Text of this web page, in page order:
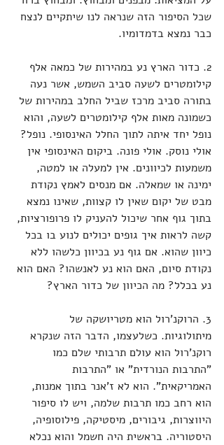
שכל הסיפור הזה שנראה לנו שיתקיים לנצח
כבר נמצא בדמדומיו.
2. כדור הארץ נע במהירות של כמאה אלף
קילומטרים לשעה סביב השמש, אשר נעה
בתורה סביב מרכז שביל החלב במהירות של
כשמונה מאות אלף קילומטרים לשעה, והוא
נופל יחד איתה לתוך החלל האינסופי. נופל?
אולי נוסק. אולי פונה. ביקום האינסופי אין
משמעות לכיוונים. אין למעלה או למטה,
ימינה או שמאלה. אם מנסים לאמץ נקודת
מבט של יקום שאין לו קצוות, שאינו נמצא
בתוך גוף אחר שיכול להעניק לו פרופורציות,
קשה לראות איך גופים יכולים לנוע בו בכל
כיוון שהוא. אם גוף נע בכיוון כלשהו ללא
נקודת סיום, האם הוא נע לאנשהו? האם הוא
נע בכלל? מה הכיוון של כדור הארץ?
3. הרוקנ'רול הוא מטריושקה של
מיתולוגיות. כשלעצמו, הדבר הזה שנקרא
רוקנ'רול הוא עולם תרבותי שלם כמו
"התרבות הנורדית" או "התרבות
האמריקאית". הוא לא ז'אנר בתוך אמנות,
הוא רחב כמו תרבות שלמה, ויש לו סיפור
היווצרות, גיבורים, מיסטיקה, פילוסופיה,
היסטוריה. בראשית היה חשמל והוא נכלא